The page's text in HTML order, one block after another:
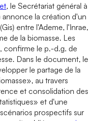
, le Secrétariat général à
la création d'un
entre l'Ademe, l'Inrae,
de la biomasse. Les
confirme le p.-d.g. de
Dans le document, le
le partage de la
au travers
et consolidation des
et d'une
prospectifs sur